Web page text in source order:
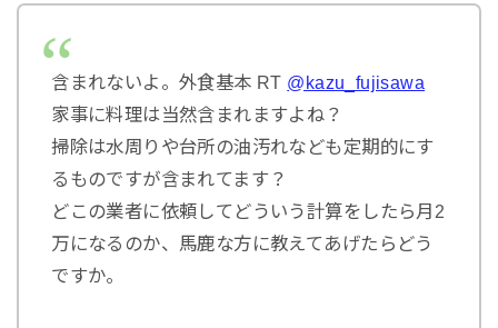
含まれないよ。外食基本 RT @kazu_fujisawa
家事に料理は当然含まれますよね？
掃除は水周りや台所の油汚れなども定期的にす
るものですが含まれてます？
どこの業者に依頼してどういう計算をしたら月2
万になるのか、馬鹿な方に教えてあげたらどう
ですか。